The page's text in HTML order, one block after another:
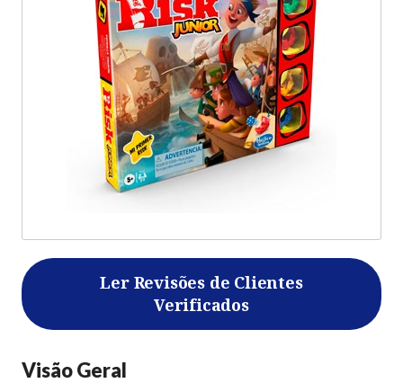
Ler Revisões de Clientes
Verificados
Visão Geral